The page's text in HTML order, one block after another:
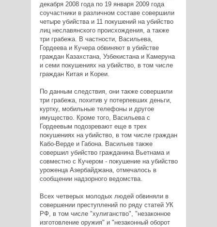
декабря 2008 года по 19 января 2009 года
соучастники в различном составе совершили
четыре убийства и 11 покушений на убийство
лиц неславянского происхождения, а также
три грабежа. В частности, Васильева,
Гордеева и Кучера обвиняют в убийстве
граждан Казахстана, Узбекистана и Камеруна
и семи покушениях на убийство, в том числе
граждан Китая и Кореи.
По данным следствия, они также совершили
три грабежа, похитив у потерпевших деньги,
куртку, мобильные телефоны и другое
имущество. Кроме того, Васильева с
Гордеевым подозревают еще в трех
покушениях на убийство, в том числе граждан
Кабо-Верде и Габона. Васильев также
совершил убийство гражданина Вьетнама и
совместно с Кучером - покушение на убийство
уроженца Азербайджана, отмечалось в
сообщении надзорного ведомства.
Всех четверых молодых людей обвиняли в
совершении преступлений по ряду статей УК
РФ, в том числе "хулиганство", "незаконное
изготовление оружия" и "незаконный оборот